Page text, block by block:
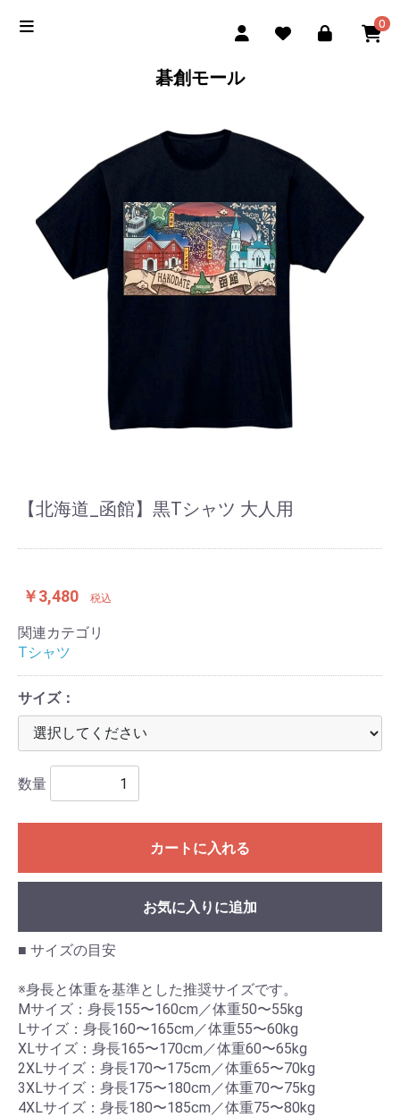
0
碁創モール
【北海道_函館】黒Tシャツ 大人用
￥3,480 税込
関連カテゴリ
Tシャツ
サイズ：
数量
カートに入れる
お気に入りに追加
■ サイズの目安
※身長と体重を基準とした推奨サイズです。
Mサイズ：身長155〜160cm／体重50〜55kg
Lサイズ：身長160〜165cm／体重55〜60kg
XLサイズ：身長165〜170cm／体重60〜65kg
2XLサイズ：身長170〜175cm／体重65〜70kg
3XLサイズ：身長175〜180cm／体重70〜75kg
4XLサイズ：身長180〜185cm／体重75〜80kg